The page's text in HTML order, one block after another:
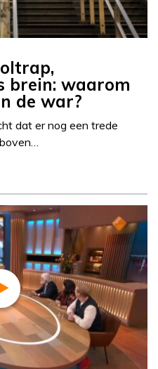
brein: waarom
de war?
dat er nog een trede